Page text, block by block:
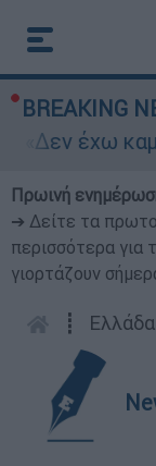
BREAKING
έχω καμία
Πρωινή
➔ Δείτε τα
περισσότερα για
γιορτάζουν
┋ Ελλάδα